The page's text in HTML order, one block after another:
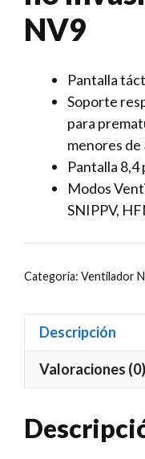
NV9
Pantalla
Soporte
para
menores de
Pantalla 8,4
Modos
SNIPPV,
Categoría: Ventilador
Descripción
Valoraciones (0)